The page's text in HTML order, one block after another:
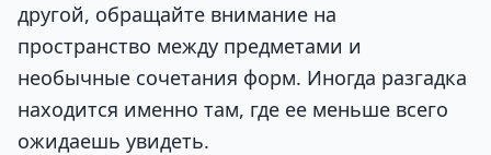
другой, обращайте внимание на
пространство между предметами и
необычные сочетания форм. Иногда разгадка
находится именно там, где ее меньше всего
ожидаешь увидеть.